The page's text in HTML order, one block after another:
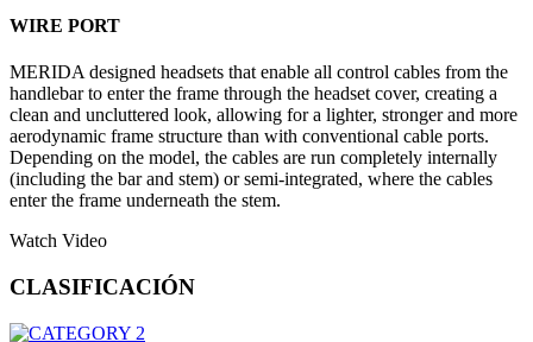
WIRE PORT
MERIDA designed headsets that enable all control cables from the
handlebar to enter the frame through the headset cover, creating a
clean and uncluttered look, allowing for a lighter, stronger and more
aerodynamic frame structure than with conventional cable ports.
Depending on the model, the cables are run completely internally
(including the bar and stem) or semi-integrated, where the cables
enter the frame underneath the stem.
Watch Video
CLASIFICACIÓN